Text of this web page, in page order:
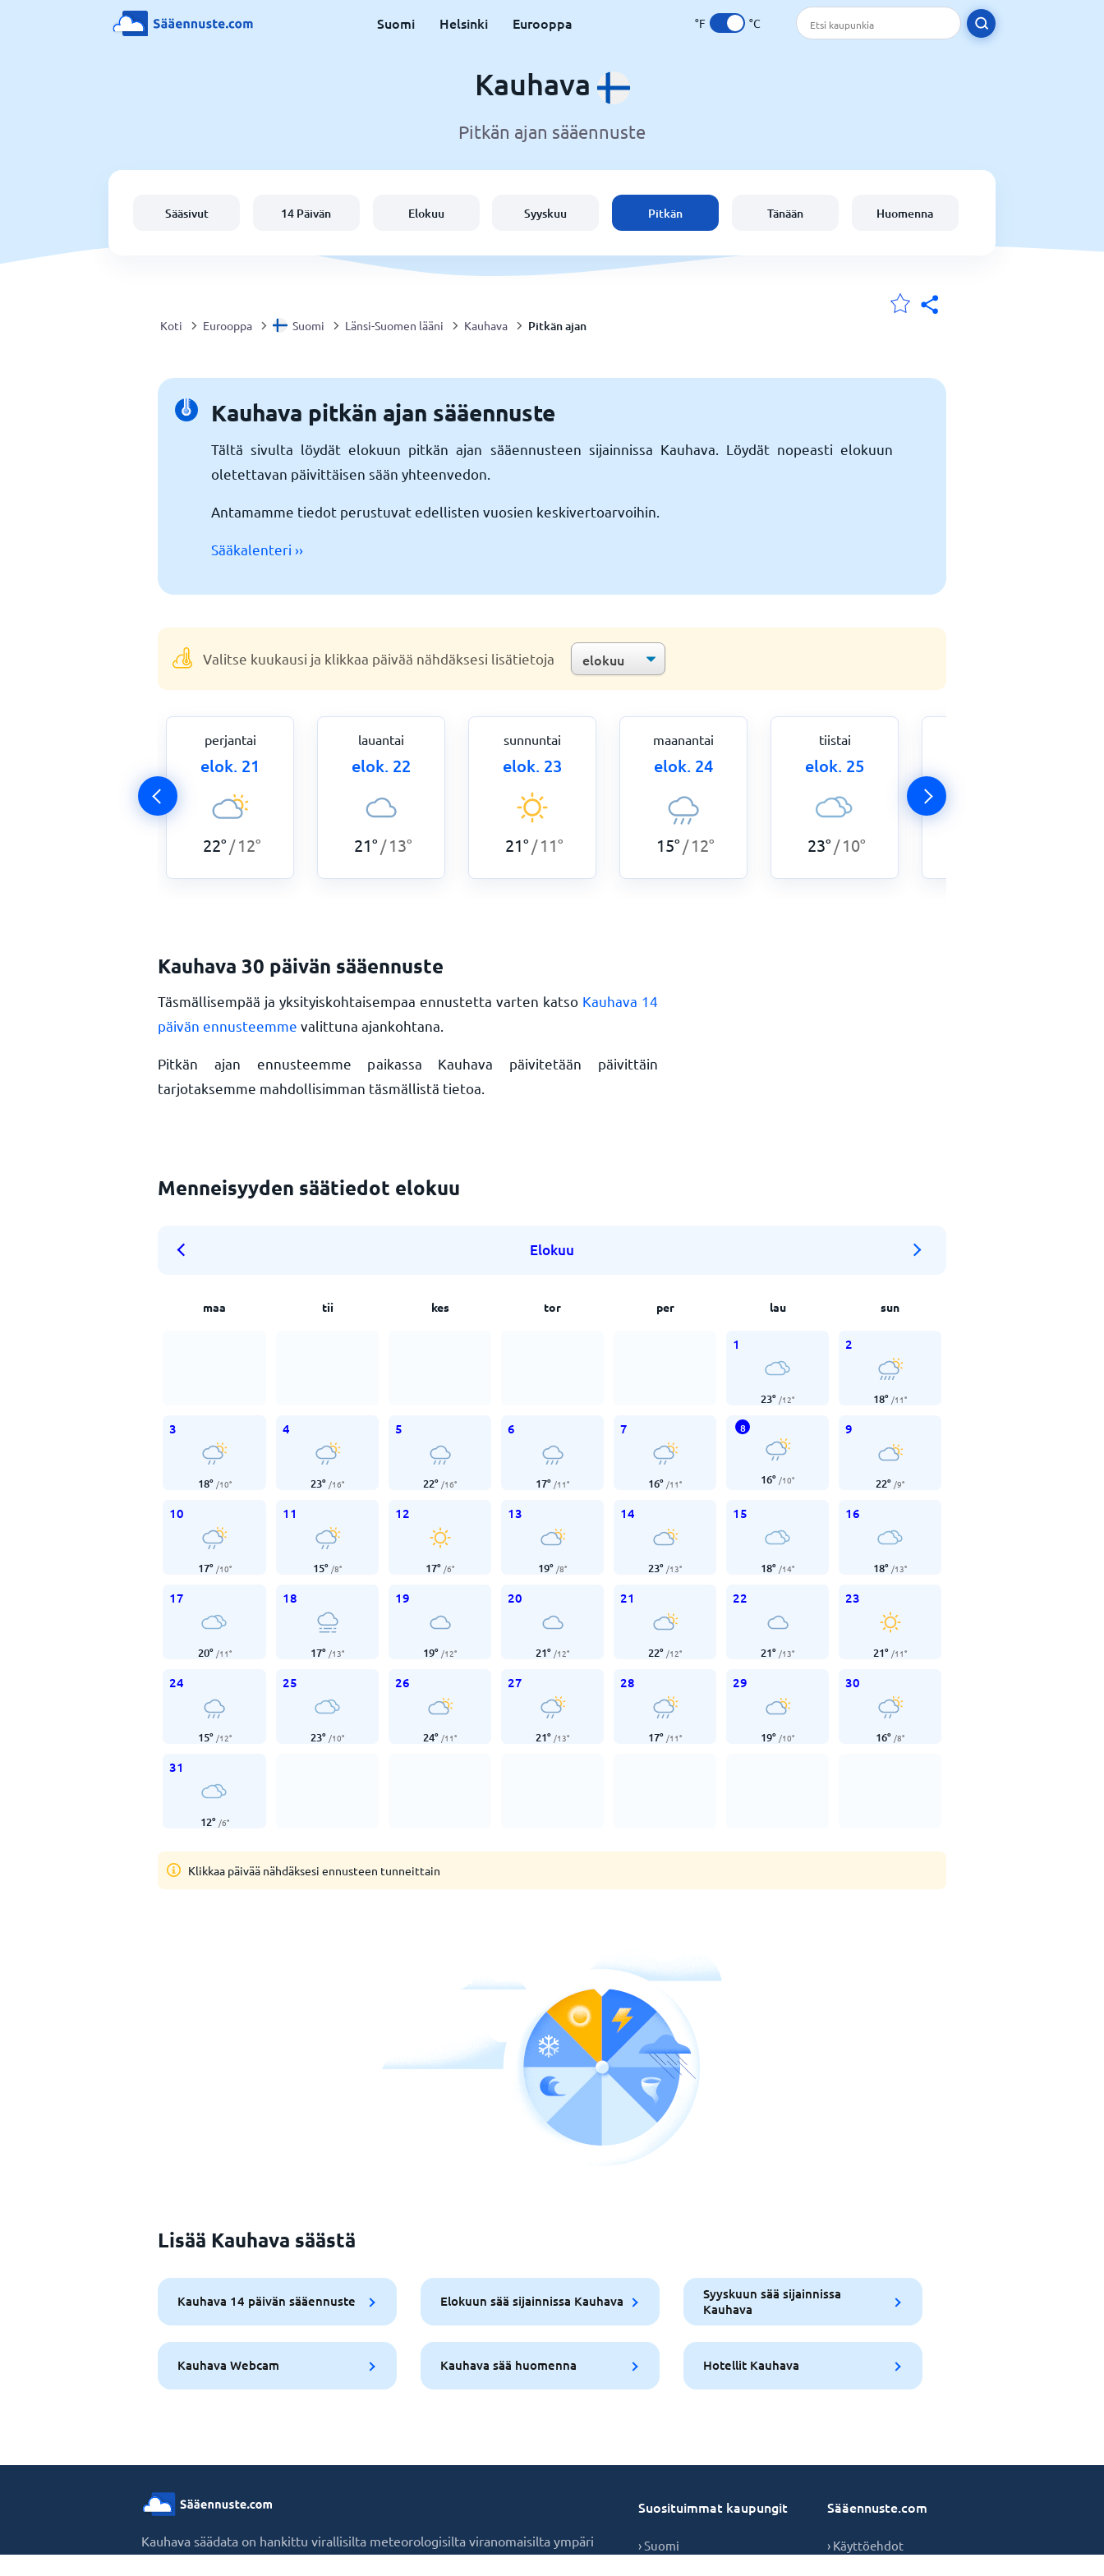
Suomi Helsinki Eurooppa °F °C
Kauhava
Pitkän ajan sääennuste
Sääsivut 14 Päivän Elokuu Syyskuu Pitkän Tänään Huomenna
Koti Eurooppa Suomi Länsi-Suomen lääni Kauhava Pitkän ajan
Kauhava pitkän ajan sääennuste
Tältä sivulta löydät elokuun pitkän ajan sääennusteen sijainnissa Kauhava. Löydät nopeasti elokuun
oletettavan päivittäisen sään yhteenvedon.
Antamamme tiedot perustuvat edellisten vuosien keskivertoarvoihin.
Sääkalenteri ››
Valitse kuukausi ja klikkaa päivää nähdäksesi lisätietoja
perjantai
elok. 21
22° / 12°
lauantai
elok. 22
21° / 13°
sunnuntai
elok. 23
21° / 11°
maanantai
elok. 24
15° / 12°
tiistai
elok. 25
23° / 10°
Kauhava 30 päivän sääennuste
Täsmällisempää ja yksityiskohtaisempaa ennustetta varten katso Kauhava 14
päivän ennusteemme valittuna ajankohtana.
Pitkän ajan ennusteemme paikassa Kauhava päivitetään päivittäin
tarjotaksemme mahdollisimman täsmällistä tietoa.
Menneisyyden säätiedot elokuu
Elokuu
maa tii kes tor per lau sun
1
23° /12°
2
18° /11°
3
18° /10°
4
23° /16°
5
22° /16°
6
17° /11°
7
16° /11°
8
16° /10°
9
22° /9°
10
17° /10°
11
15° /8°
12
17° /6°
13
19° /8°
14
23° /13°
15
18° /14°
16
18° /13°
17
20° /11°
18
17° /13°
19
19° /12°
20
21° /12°
21
22° /12°
22
21° /13°
23
21° /11°
24
15° /12°
25
23° /10°
26
24° /11°
27
21° /13°
28
17° /11°
29
19° /10°
30
16° /8°
31
12° /6°
Klikkaa päivää nähdäksesi ennusteen tunneittain
Lisää Kauhava säästä
Kauhava 14 päivän sääennuste Elokuun sää sijainnissa Kauhava
Syyskuun sää sijainnissa
Kauhava
Kauhava Webcam Kauhava sää huomenna Hotellit Kauhava
Kauhava säädata on hankittu virallisilta meteorologisilta viranomaisilta ympäri
Suosituimmat kaupungit
› Suomi
Sääennuste.com
› Käyttöehdot